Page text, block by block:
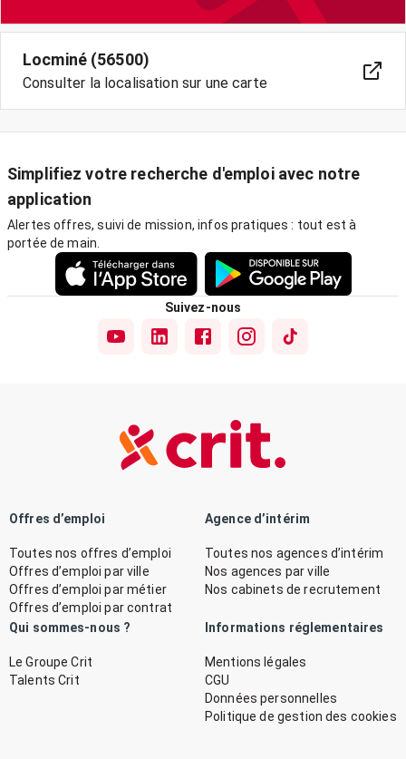
Locminé (56500)
Consulter la localisation sur une carte
Simplifiez votre recherche d'emploi avec notre
application
Alertes offres, suivi de mission, infos pratiques : tout est à
portée de main.
Suivez-nous
Offres d’emploi
Toutes nos offres d’emploi
Offres d’emploi par ville
Offres d’emploi par métier
Offres d’emploi par contrat
Agence d’intérim
Toutes nos agences d’intérim
Nos agences par ville
Nos cabinets de recrutement
Qui sommes-nous ?
Le Groupe Crit
Talents Crit
Informations réglementaires
Mentions légales
CGU
Données personnelles
Politique de gestion des cookies